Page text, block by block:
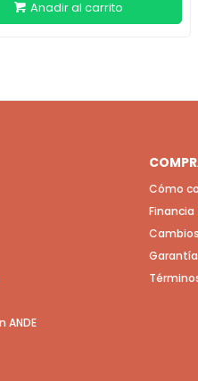
ANDE
Cómo
Financia